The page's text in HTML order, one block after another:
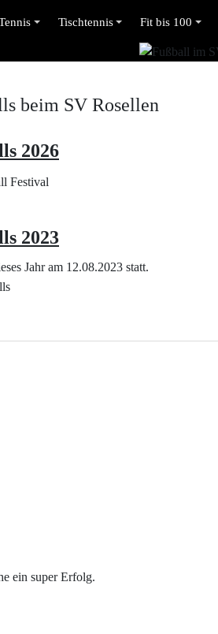
Tischtennis Fit bis 100
beim SV Rosellen
2026
2023
Jahr am 12.08.2023 statt.
ein super Erfolg.